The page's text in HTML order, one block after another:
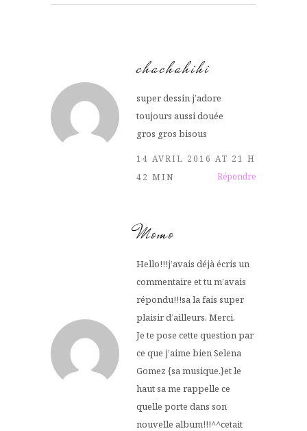
chachahihi
super dessin j’adore
toujours aussi douée
gros gros bisous
14 AVRIL 2016 AT 21 H
42 MIN
Répondre
Momo
Hello!!!j’avais déjà écris un
commentaire et tu m’avais
répondu!!!sa la fais super
plaisir d’ailleurs. Merci.
Je te pose cette question par
ce que j’aime bien Selena
Gomez {sa musique.}et le
haut sa me rappelle ce
quelle porte dans son
nouvelle album!!!^^cetait